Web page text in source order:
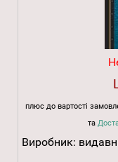
плюс до вартості
та
Виробник: